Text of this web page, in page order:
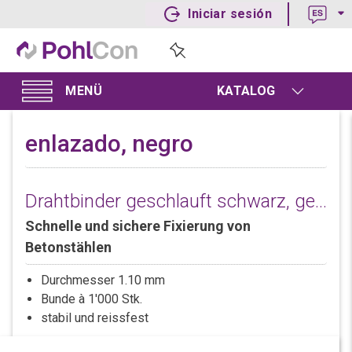
KATALOG
Iniciar sesión
enlazado, negro
Drahtbinder geschlauft schwarz, geglüht
Schnelle und sichere Fixierung von
Betonstählen
Durchmesser 1.10 mm
Bunde à 1'000 Stk.
stabil und reissfest